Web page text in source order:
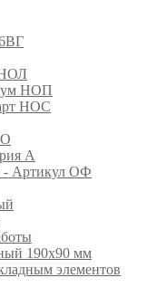
НОЛ
НОП
НОС
А
- Артикул ОФ
190х90 мм
элементов